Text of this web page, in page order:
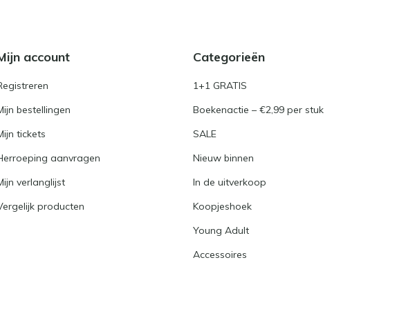
account
bestellingen
tickets
aanvragen
verlanglijst
producten
Categorieën
1+1 GRATIS
Boekenactie – €2,99 per stuk
SALE
Nieuw binnen
In de uitverkoop
Koopjeshoek
Young Adult
Accessoires